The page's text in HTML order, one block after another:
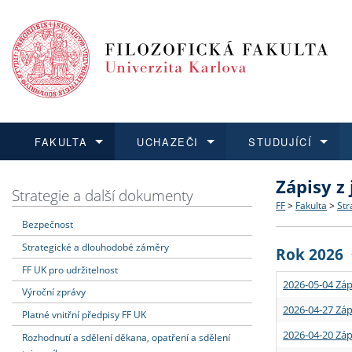
FAKULTA
Dozvědět se více
Struktura
Strategie
Podpora
UCHAZEČI
Podat přihlášku
Co
Učitelské
STUDUJÍCÍ
Dozvědět se více
Rigorózní
Dozvědět se více
O vědě a
Granty a
Dozvědět se více
Aktuální
Strategie a další dokumenty
Bezpečnost
Strategické a dlouhodobé záměry
FF UK pro udržitelnost
Výroční zprávy
Platné vnitřní předpisy FF UK
Rozhodnutí a sdělení děkana, opatření a sdělení
Zápisy
FF > Fakulta >
Rok 2026
2026-05-04
2026-04-27
2026-04-20